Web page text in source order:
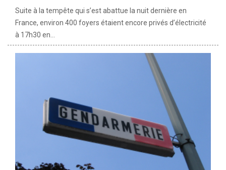
Suite à la tempête qui s’est abattue la nuit dernière en
France, environ 400 foyers étaient encore privés d’électricité
à 17h30 en...